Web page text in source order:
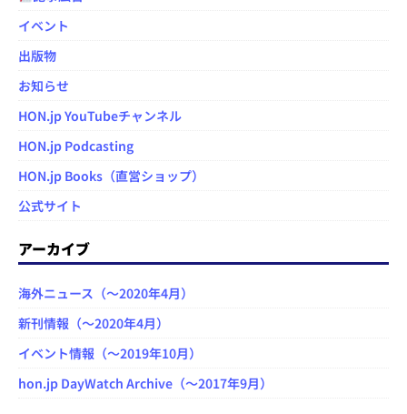
イベント
出版物
お知らせ
HON.jp YouTubeチャンネル
HON.jp Podcasting
HON.jp Books（直営ショップ）
公式サイト
アーカイブ
海外ニュース（～2020年4月）
新刊情報（～2020年4月）
イベント情報（～2019年10月）
hon.jp DayWatch Archive（～2017年9月）